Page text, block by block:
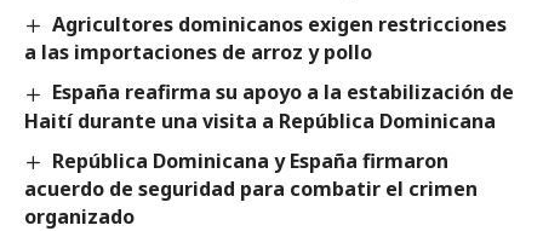
Agricultores dominicanos exigen restricciones
a las importaciones de arroz y pollo
España reafirma su apoyo a la estabilización de
Haití durante una visita a República Dominicana
República Dominicana y España firmaron
acuerdo de seguridad para combatir el crimen
organizado